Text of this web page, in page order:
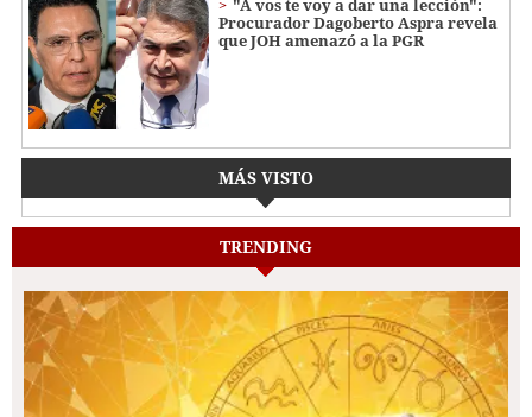
"A vos te voy a dar una lección":
Procurador Dagoberto Aspra revela
que JOH amenazó a la PGR
MÁS VISTO
TRENDING